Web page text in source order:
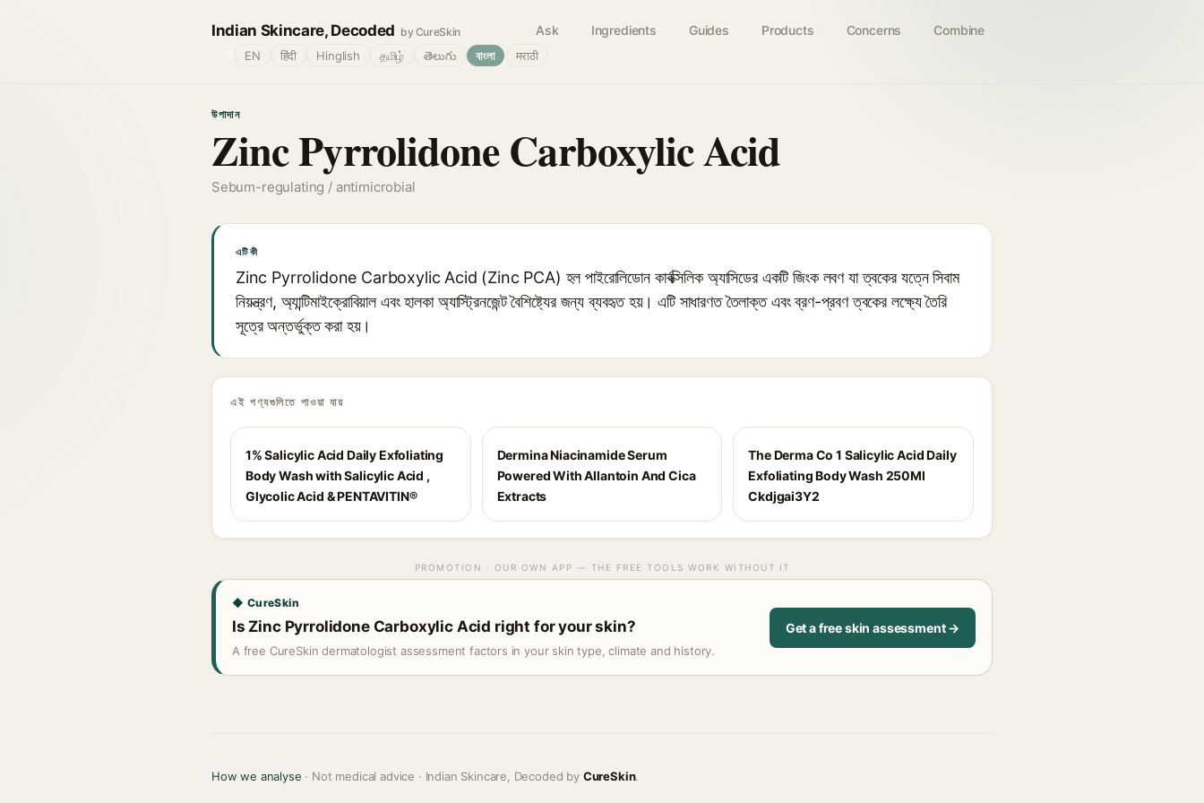
Indian Skincare, Decoded by CureSkin Ask Ingredients Guides Products Concerns Combine
EN हिंदी Hinglish தமிழ் తెలుగు বাংলা मराठी
উপাদান
Zinc Pyrrolidone Carboxylic Acid
Sebum-regulating / antimicrobial
এটি কী
Zinc Pyrrolidone Carboxylic Acid (Zinc PCA) হল পাইরোলিডোন কার্বক্সিলিক অ্যাসিডের একটি জিংক লবণ যা ত্বকের যত্নে সিবাম
নিয়ন্ত্রণ, অ্যান্টিমাইক্রোবিয়াল এবং হালকা অ্যাস্ট্রিনজেন্ট বৈশিষ্ট্যের জন্য ব্যবহৃত হয়। এটি সাধারণত তৈলাক্ত এবং ব্রণ-প্রবণ ত্বকের লক্ষ্যে তৈরি
সূত্রে অন্তর্ভুক্ত করা হয়।
এই পণ্যগুলিতে পাওয়া যায়
1% Salicylic Acid Daily Exfoliating
Body Wash with Salicylic Acid ,
Glycolic Acid & PENTAVITIN®
Dermina Niacinamide Serum
Powered With Allantoin And Cica
Extracts
The Derma Co 1 Salicylic Acid Daily
Exfoliating Body Wash 250Ml
Ckdjgai3Y2
PROMOTION · OUR OWN APP — THE FREE TOOLS WORK WITHOUT IT
◆ CureSkin
Is Zinc Pyrrolidone Carboxylic Acid right for your skin?
A free CureSkin dermatologist assessment factors in your skin type, climate and history.
Get a free skin assessment →
How we analyse · Not medical advice · Indian Skincare, Decoded by CureSkin.